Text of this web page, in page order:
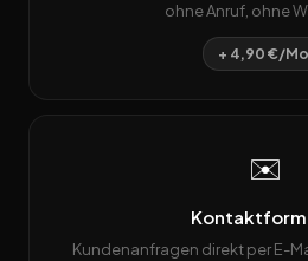
ohne Anruf, ohne
+ 4,90 €/
✉️
Kundenanfragen direkt per E-